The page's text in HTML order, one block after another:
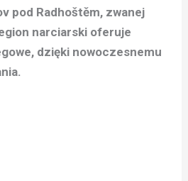
pod Radhoštěm, zwanej
narciarski oferuje
dzięki nowoczesnemu